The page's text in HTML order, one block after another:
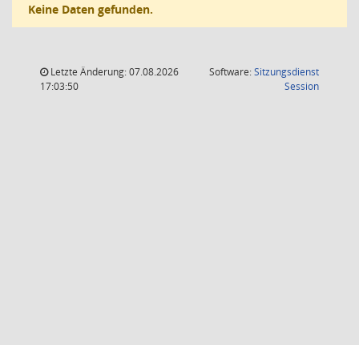
Keine Daten gefunden.
Letzte Änderung: 07.08.2026
17:03:50
Software:Sitzungsdienst
Session(Wird in